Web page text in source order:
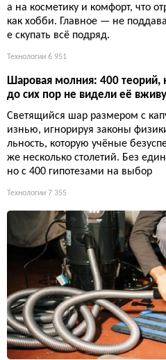
а на косметику и комфорт, что
как хобби. Главное — не
е скупать всё подряд.
Технологии 6 951
Шаровая молния: 400 теорий,
до сих пор не видели её
Светящийся шар размером с
изнью, игнорируя законы
льность, которую учёные
же несколько столетий. Без
но с 400 гипотезами на выбор
Технологии 7 355